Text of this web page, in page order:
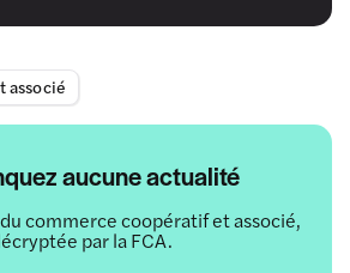
associé
aucune actualité
commerce coopératif et associé,
par la FCA.